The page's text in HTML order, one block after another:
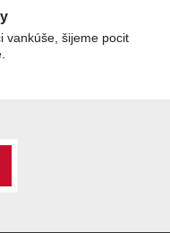
vankúše, šijeme pocit